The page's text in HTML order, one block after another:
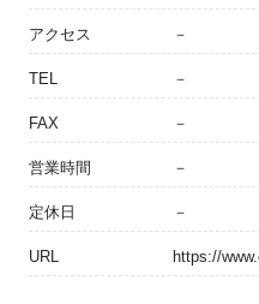
アクセス －
TEL －
FAX －
営業時間 －
定休日 －
URL https://